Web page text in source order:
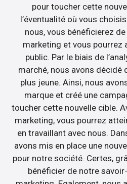
pour toucher cette
l’éventualité où vous
nous, vous bénéficierez
marketing et vous pourrez
public. Par le biais de
marché, nous avons décidé
plus jeune. Ainsi, nous
marque et créé une
toucher cette nouvelle cible.
marketing, vous pourrez
en travaillant avec nous.
avons mis en place une
pour notre société. Certes,
bénéficier de notre